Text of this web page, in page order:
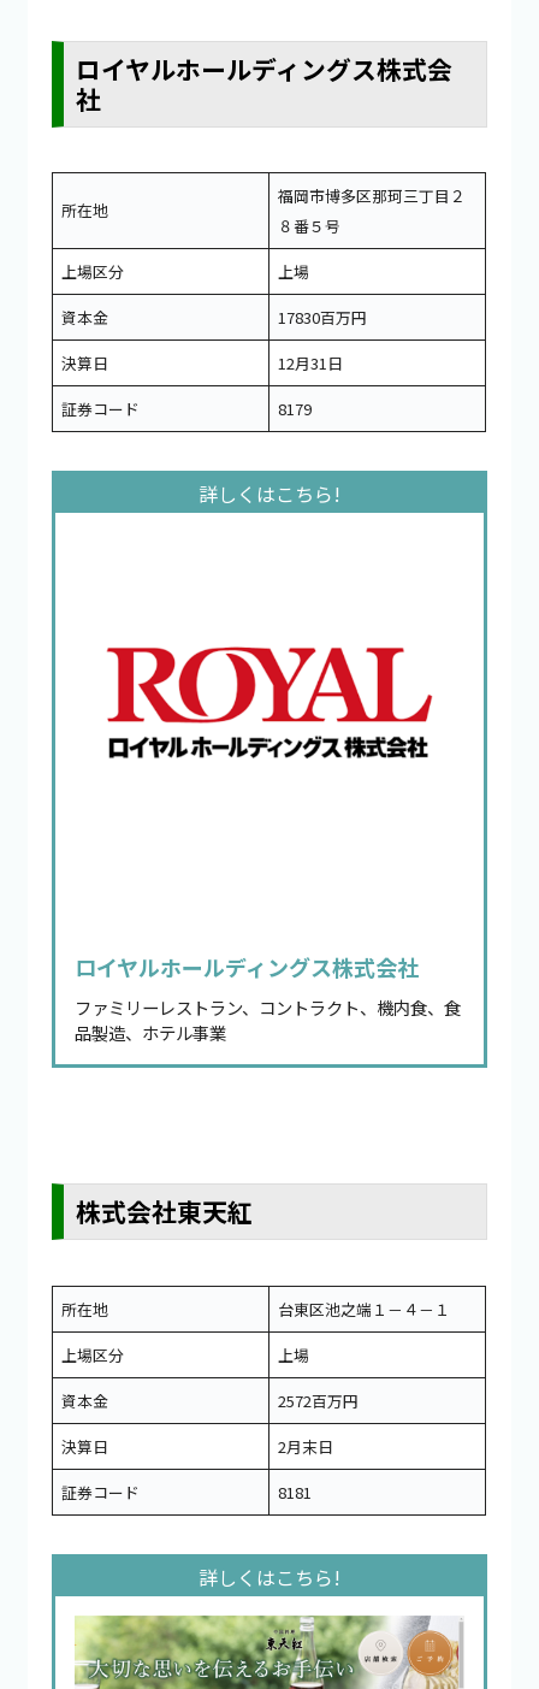
ロイヤルホールディングス株式会
社
所在地
福岡市博多区那珂三丁目２
８番５号
上場区分
上場
資本金
17830百万円
決算日
12月31日
証券コード
8179
ロイヤルホールディングス株式会社
ファミリーレストラン、コントラクト、機内食、食
品製造、ホテル事業
株式会社東天紅
所在地
台東区池之端１－４－１
上場区分
上場
資本金
2572百万円
決算日
2月末日
証券コード
8181